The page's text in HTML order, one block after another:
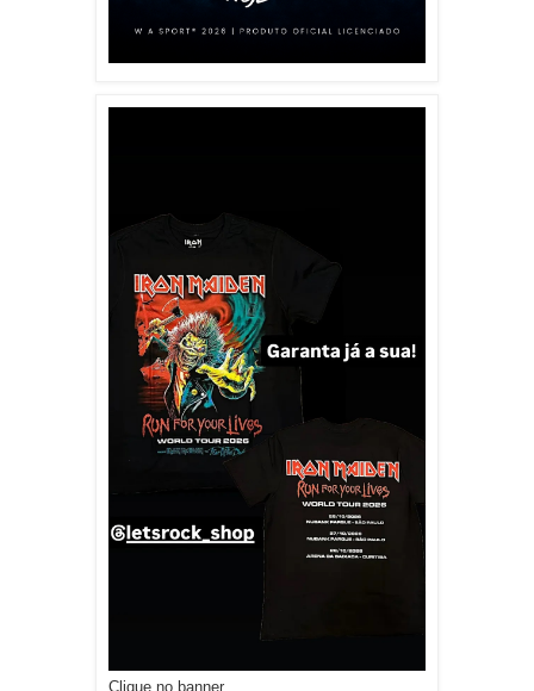
Clique no banner